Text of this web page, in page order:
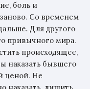
боль и
Со временем
Для другого
привычного мира.
происходящее,
наказать бывшего
ценой. Не